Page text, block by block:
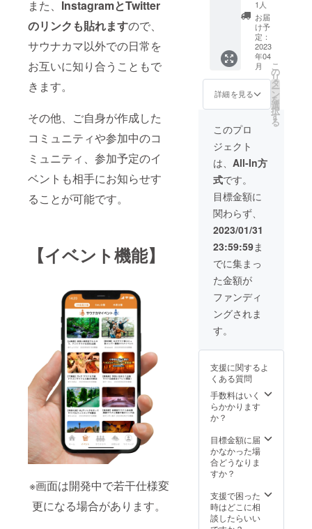
また、 InstagramとTwitter
のリンクも貼れますので、
サウナカマ以外での日常を
お互いに知り合うこともで
きます。
その他、ご自身が作成した
コミュニティや参加中のコ
ミュニティ、参加予定のイ
ベントも相手にお知らせす
ることが可能です。
【イベント機能】
※画面は開発中で若干仕様変
更になる場合があります。
だけま
す。 ご
宿泊の
方に
は、サ
ウナ利
用も
でご提
供させ
だきま
す。 ①
石垣島
SOLAIZ
Ishigaki
Island
１泊１
室４名
様まで
宿泊権
通常価
格
24,200
円(税込)
クーポ
ン利用
で
→15,20
あたり
3,800
円〜
7,600円
（２〜4
名で宿
宿泊先
までの
交通費
りませ
ん。 ※
宿泊予
2023年
6月〜8
月にな
りま
す。
カマア
プリVIP
年間会
員権 1
名様分
《2022
年サウ
ナシュ
ラン獲
スピタ
リティ
サービ
スと 世
界遺
産・屋
久島へ
の貢献
を経営
理念と
する
オーベ
ルジュ
型リ
ゾート
ホテル
「sank
ara
島」の1
泊2日2
食付き
＆サウ
ナ
agni（
用クー
ポン券
を、ク
ディン
グ
CAMPF
0円 サ
ウナカ
マアプ
リTOP
ページ
広告(大)
掲載枠
に３ヶ
月間広
告掲載
できる
権利に
なりま
す。 ※
サウナ
施設、
飲食
店、宿
泊施設
のほか
業種は
問いま
せん
が、ア
ダル
ト、投
資勧
誘、公
る広告
するこ
とはで
きませ
ん。 ※
広告掲
は、
2023年
6月〜8
月にな
す。
1人
お届
け予
定：
2023
年04
月
詳細を見る
こ
の
リ
タ
ー
ン
を
選
択
す
る
このプロ
ジェクト
は、 All-In方
式です。
目標金額に
関わらず、
2023/01/31
23:59:59ま
でに集まっ
た金額が
ファンディ
ングされま
す。
支援に関するよ
くある質問
手数料はいく
らかかります
か？
目標金額に届
かなかった場
合どうなりま
すか？
支援で困った
時はどこに相
談したらいい